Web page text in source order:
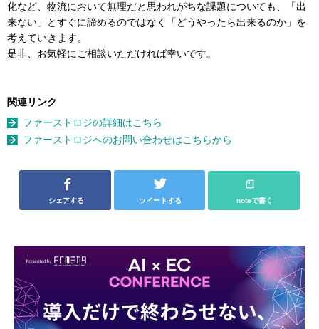
化など、物流において無理だと思われがちな課題についても、「出
来ない」とすぐに諦めるのではなく「どうやったら出来るのか」を
考えていきます。
是非、お気軽にご相談いただければ幸いです。
関連リンク
ファーストロジの詳細はこちら
ファーストロジへのお問い合わせはこちらから
シェアする ツイートする noteで書く